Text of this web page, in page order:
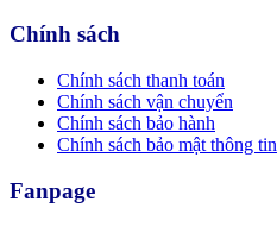
Chính sách
Chính sách thanh toán
Chính sách vận chuyển
Chính sách bảo hành
Chính sách bảo mật thông tin
Fanpage